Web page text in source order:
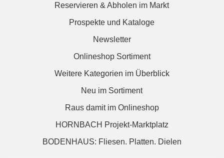
Reservieren & Abholen im Markt
Prospekte und Kataloge
Newsletter
Onlineshop Sortiment
Weitere Kategorien im Überblick
Neu im Sortiment
Raus damit im Onlineshop
HORNBACH Projekt-Marktplatz
BODENHAUS: Fliesen. Platten. Dielen